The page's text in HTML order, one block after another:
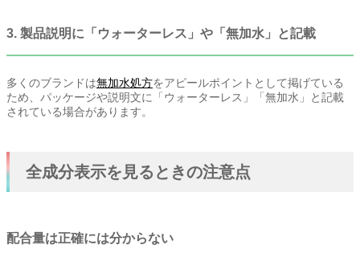
3. 製品説明に「ウォーターレス」や「無加水」と記載
多くのブランドは無加水処方をアピールポイントとして掲げている
ため、パッケージや説明文に「ウォーターレス」「無加水」と記載
されている場合があります。
全成分表示を見るときの注意点
配合量は正確には分からない